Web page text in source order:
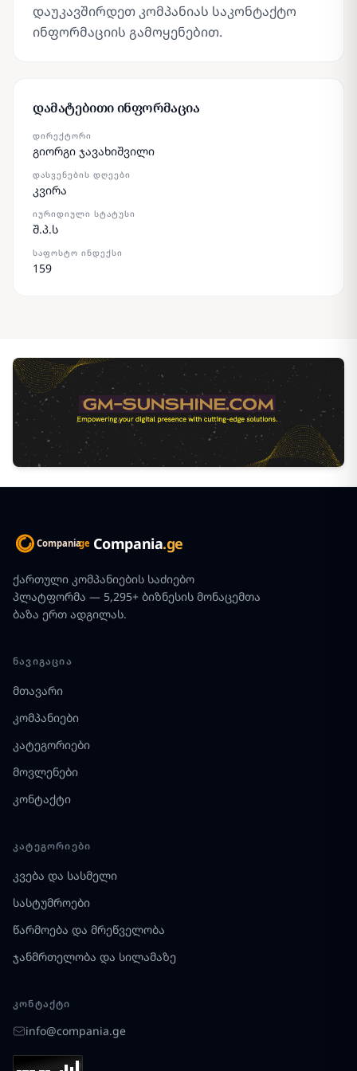
დაუკავშირდეთ კომპანიას საკონტაქტო
ინფორმაციის გამოყენებით.
დამატებითი ინფორმაცია
ᲓᲘᲠᲔᲥᲢᲝᲠᲘ
გიორგი ჯავახიშვილი
ᲓᲐᲡᲕᲔᲜᲔᲑᲘᲡ ᲓᲦᲔᲔᲑᲘ
კვირა
ᲘᲣᲠᲘᲓᲘᲣᲚᲘ ᲡᲢᲐᲢᲣᲡᲘ
შ.პ.ს
ᲡᲐᲤᲝᲡᲢᲝ ᲘᲜᲓᲔᲥᲡᲘ
159
Compania.ge
ქართული კომპანიების საძიებო
პლატფორმა — 5,295+ ბიზნესის მონაცემთა
ბაზა ერთ ადგილას.
ᲜᲐᲕᲘᲒᲐᲪᲘᲐ
მთავარი
კომპანიები
კატეგორიები
მოვლენები
კონტაქტი
ᲙᲐᲢᲔᲒᲝᲠᲘᲔᲑᲘ
კვება და სასმელი
სასტუმროები
წარმოება და მრეწველობა
ჯანმრთელობა და სილამაზე
ᲙᲝᲜᲢᲐᲥᲢᲘ
info@compania.ge